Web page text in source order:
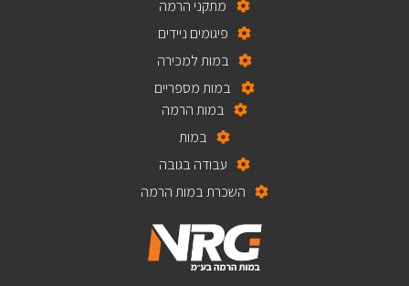
מתקני הרמה
פיגומים ניידים
במות למכירה
במות מספריים
במות הרמה
במות
עבודה בגובה
השכרת במות הרמה